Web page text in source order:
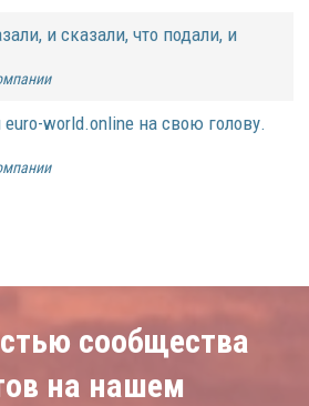
и сказали, что подали, и
world.online на свою голову.
сообщества
на нашем